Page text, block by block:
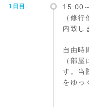
1日目
15:00
（修
内致し
自由時
（部
す。当
をゆっ